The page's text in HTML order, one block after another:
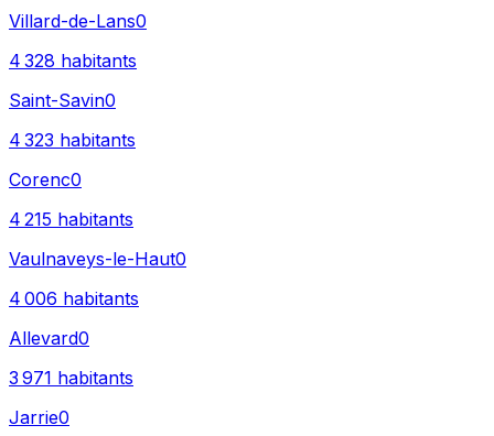
Villard-de-Lans0
4 328 habitants
Saint-Savin0
4 323 habitants
Corenc0
4 215 habitants
Vaulnaveys-le-Haut0
4 006 habitants
Allevard0
3 971 habitants
Jarrie0